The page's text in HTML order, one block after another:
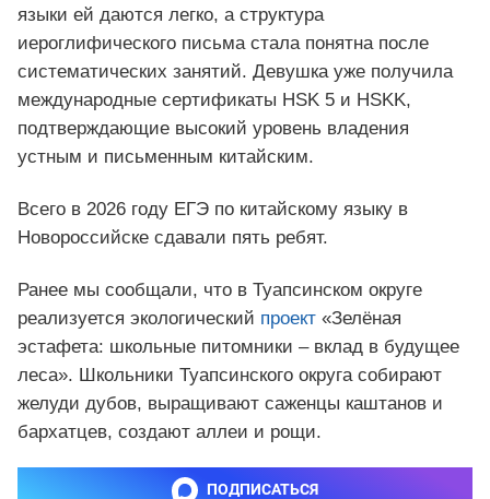
языки ей даются легко, а структура
иероглифического письма стала понятна после
систематических занятий. Девушка уже получила
международные сертификаты HSK 5 и HSKK,
подтверждающие высокий уровень владения
устным и письменным китайским.
Всего в 2026 году ЕГЭ по китайскому языку в
Новороссийске сдавали пять ребят.
Ранее мы сообщали, что в Туапсинском округе
реализуется экологический проект «Зелёная
эстафета: школьные питомники – вклад в будущее
леса». Школьники Туапсинского округа собирают
желуди дубов, выращивают саженцы каштанов и
бархатцев, создают аллеи и рощи.
ПОДПИСАТЬСЯ